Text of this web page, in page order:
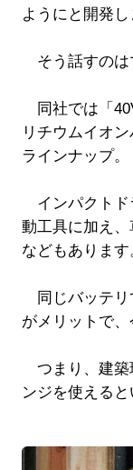
ようにと開発し
そう話すのは
同社では「
リチウムイオ
ラインナップ。
インパクトド
動工具に加え
などもあります
同じバッテリ
がメリットで、
つまり、建築
ンジを使えると